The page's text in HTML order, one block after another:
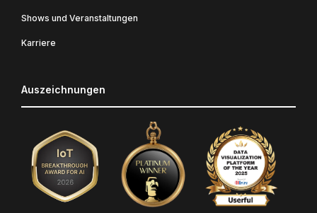
Shows und Veranstaltungen
Karriere
Auszeichnungen